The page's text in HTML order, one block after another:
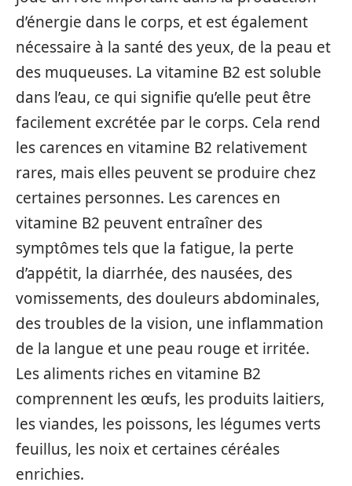
d’énergie dans le corps, et est également
nécessaire à la santé des yeux, de la peau et
des muqueuses. La vitamine B2 est soluble
dans l’eau, ce qui signifie qu’elle peut être
facilement excrétée par le corps. Cela rend
les carences en vitamine B2 relativement
rares, mais elles peuvent se produire chez
certaines personnes. Les carences en
vitamine B2 peuvent entraîner des
symptômes tels que la fatigue, la perte
d’appétit, la diarrhée, des nausées, des
vomissements, des douleurs abdominales,
des troubles de la vision, une inflammation
de la langue et une peau rouge et irritée.
Les aliments riches en vitamine B2
comprennent les œufs, les produits laitiers,
les viandes, les poissons, les légumes verts
feuillus, les noix et certaines céréales
enrichies.